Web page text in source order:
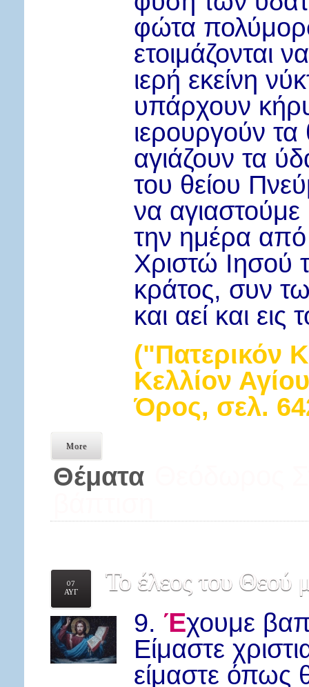
φώτα
ετοιμάζονται
ιερή εκείνη
υπάρχουν
ιερουργούν τα
αγιάζουν τα
του θείου
να αγιαστούμε
την ημέρα
Χριστώ Ιησού
κράτος, συν
και αεί και
("Πατερικόν
Κελλίον
Όρος, σελ.
More
Θέματα
07
ΑΥΓ
Το έλεος του Θεού
9. Έχουμε
Είμαστε
είμαστε όπως